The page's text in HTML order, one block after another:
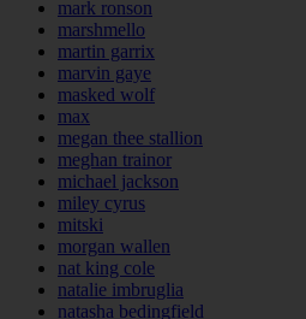
mark ronson
marshmello
martin garrix
marvin gaye
masked wolf
max
megan thee stallion
meghan trainor
michael jackson
miley cyrus
mitski
morgan wallen
nat king cole
natalie imbruglia
natasha bedingfield